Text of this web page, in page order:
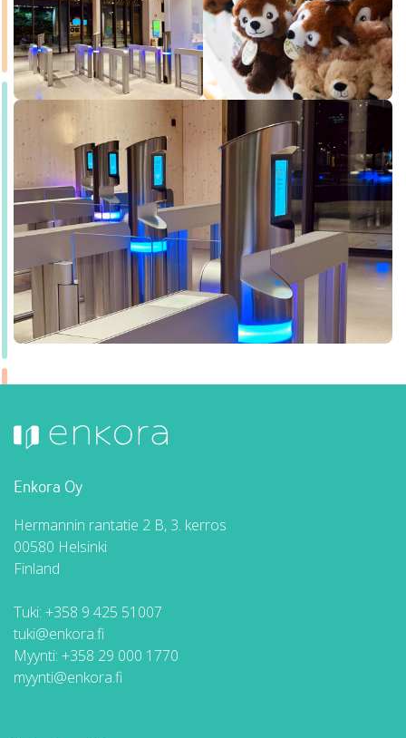
Enkora Oy
Hermannin rantatie 2 B, 3. kerros
00580 Helsinki
Finland
Tuki: +358 9 425 51007
tuki@enkora.fi
Myynti: +358 29 000 1770
myynti@enkora.fi